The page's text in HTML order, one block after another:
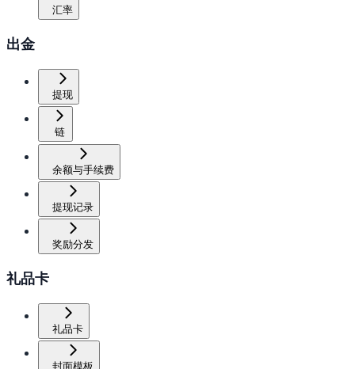
汇率
出金
提现
链
余额与手续费
提现记录
奖励分发
礼品卡
礼品卡
封面模板